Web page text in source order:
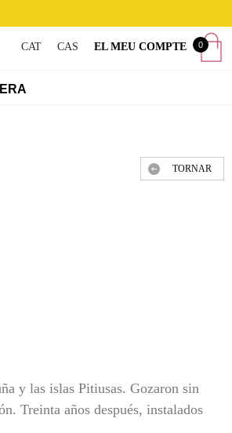
CAT CAS EL MEU COMPTE 0
TORNAR
y las islas Pitiusas. Gozaron sin
Treinta años después, instalados